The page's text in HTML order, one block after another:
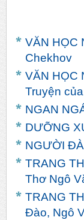
VĂN HỌC
Chekhov
VĂN HỌC
Truyện
NGAN
DƯỠNG
NGƯỜI
TRANG
Thơ Ngô
TRANG
Đào, Ngô